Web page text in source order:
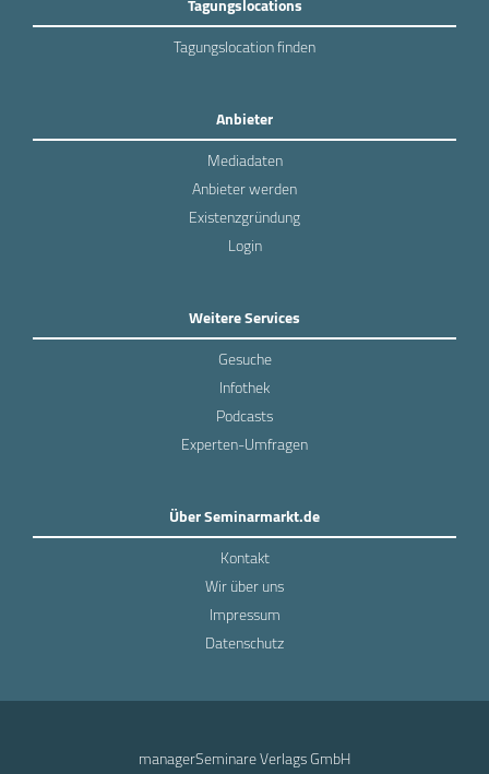
Tagungslocation finden
Anbieter
Mediadaten
Anbieter werden
Existenzgründung
Login
Weitere Services
Gesuche
Infothek
Podcasts
Experten-Umfragen
Über Seminarmarkt.de
Kontakt
Wir über uns
Impressum
Datenschutz
managerSeminare Verlags GmbH